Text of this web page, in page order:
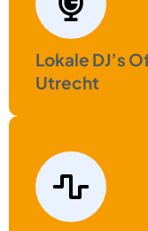
Lokale DJ’s
Utrecht